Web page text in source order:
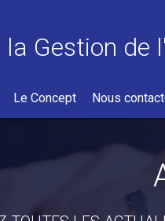
Gestion de
Le Concept Nous